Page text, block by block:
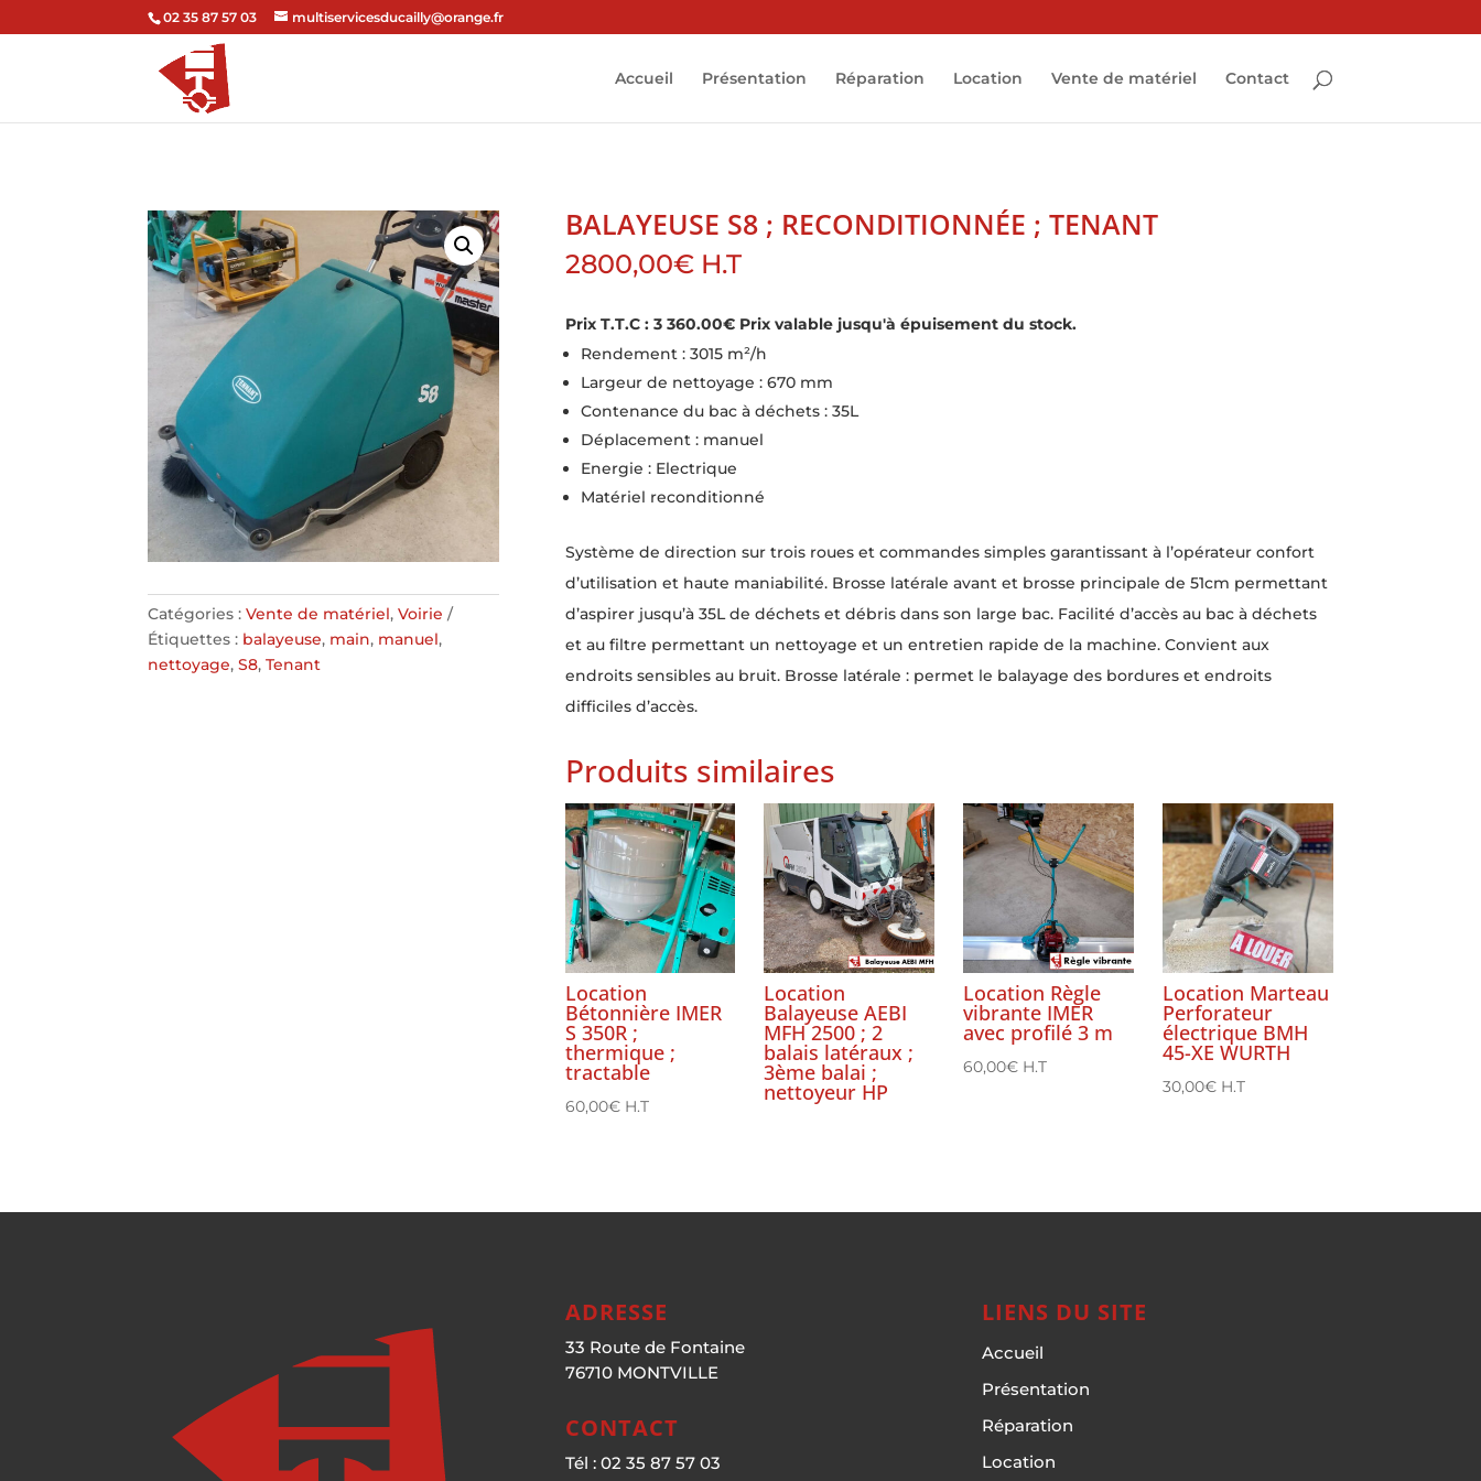
02 35 87 57 03 multiservicesducailly@orange.fr
Accueil Présentation Réparation Location Vente de matériel Contact
Catégories :Vente de matériel,Voirie
Étiquettes : balayeuse, main, manuel,
nettoyage,S8,Tenant
BALAYEUSE S8 ; RECONDITIONNÉE ; TENANT
2800,00€ H.T
Prix T.T.C : 3 360.00€ Prix valable jusqu'à épuisement du stock.
Rendement : 3015 m²/h
Largeur de nettoyage : 670 mm
Contenance du bac à déchets : 35L
Déplacement : manuel
Energie : Electrique
Matériel reconditionné
Système de direction sur trois roues et commandes simples garantissant à l’opérateur confort
d’utilisation et haute maniabilité. Brosse latérale avant et brosse principale de 51cm permettant
d’aspirer jusqu’à 35L de déchets et débris dans son large bac. Facilité d’accès au bac à déchets
et au filtre permettant un nettoyage et un entretien rapide de la machine. Convient aux
endroits sensibles au bruit. Brosse latérale : permet le balayage des bordures et endroits
difficiles d’accès.
Produits similaires
Location
Bétonnière IMER
S 350R ;
thermique ;
tractable
60,00€ H.T
Location
Balayeuse AEBI
MFH 2500 ; 2
balais latéraux ;
3ème balai ;
nettoyeur HP
Location Règle
vibrante IMER
avec profilé 3 m
60,00€ H.T
Location Marteau
Perforateur
électrique BMH
45-XE WURTH
30,00€ H.T
ADRESSE
33 Route de Fontaine
76710 MONTVILLE
CONTACT
Tél : 02 35 87 57 03
LIENS DU SITE
Accueil
Présentation
Réparation
Location